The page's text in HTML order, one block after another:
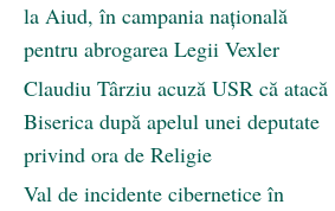
la Aiud, în campania națională
pentru abrogarea Legii Vexler
Claudiu Târziu acuză USR că atacă
Biserica după apelul unei deputate
privind ora de Religie
Val de incidente cibernetice în